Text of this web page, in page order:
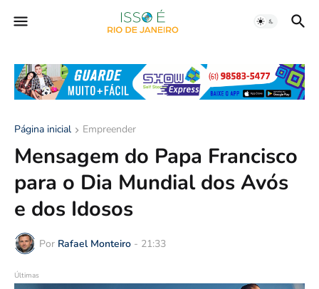
Página inicial Empreender
Mensagem do Papa Francisco
para o Dia Mundial dos Avós
e dos Idosos
Por Rafael Monteiro - 21:33
Últimas